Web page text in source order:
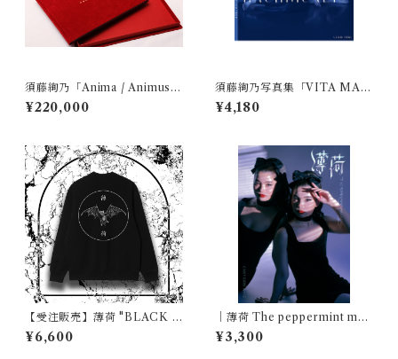
須藤絢乃「Anima / Animus」
スペシャルボックス(限定10部)
¥220,000
須藤絢乃写真集「VITA MAC
HINICALIS」 表紙・タカハ
シシンノスケ 裏表紙・ルア
¥4,180
【受注販売】薄荷 "BLACK D
REAM" SWEAT 「背中に蝙
蝠」ビッグシルエット裏起毛
¥6,600
｜薄荷 The peppermint mag
azine Vol.8｜特集・KINKY
DARK WAVE
¥3,300